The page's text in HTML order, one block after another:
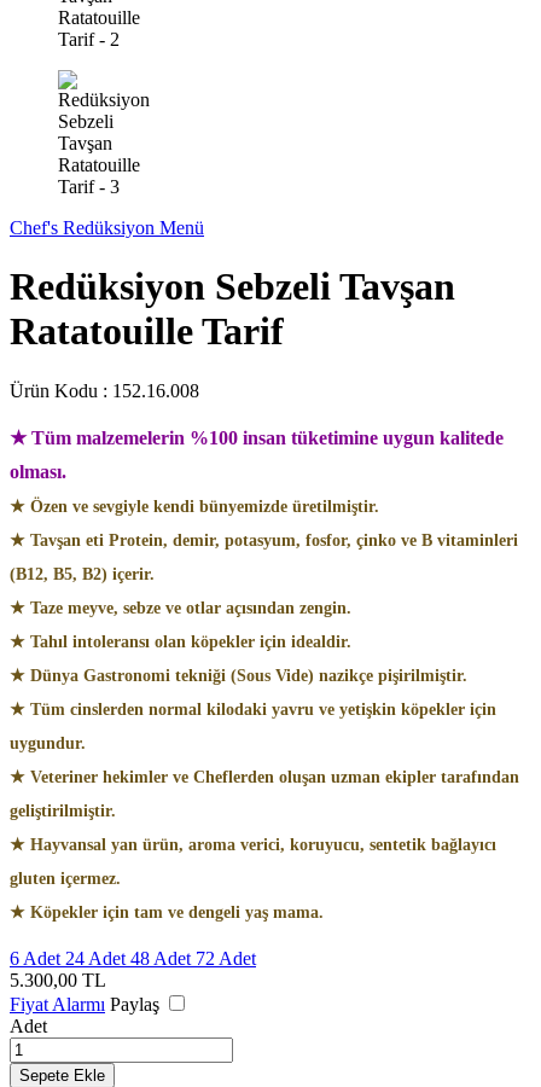
Chef's Redüksiyon Menü
Redüksiyon Sebzeli Tavşan
Ratatouille Tarif
Ürün Kodu : 152.16.008
★ Tüm malzemelerin %100 insan tüketimine uygun kalitede
olması.
★ Özen ve sevgiyle kendi bünyemizde üretilmiştir.
★ Tavşan eti Protein, demir, potasyum, fosfor, çinko ve B vitaminleri
(B12, B5, B2) içerir.
★ Taze meyve, sebze ve otlar açısından zengin.
★ Tahıl intoleransı olan köpekler için idealdir.
★ Dünya Gastronomi tekniği (Sous Vide) nazikçe pişirilmiştir.
★ Tüm cinslerden normal kilodaki yavru ve yetişkin köpekler için
uygundur.
★ Veteriner hekimler ve Cheflerden oluşan uzman ekipler tarafından
geliştirilmiştir.
★ Hayvansal yan ürün, aroma verici, koruyucu, sentetik bağlayıcı
gluten içermez.
★ Köpekler için tam ve dengeli yaş mama.
6 Adet 24 Adet 48 Adet 72 Adet
5.300,00 TL
Fiyat Alarmı Paylaş
Adet
Sepete Ekle